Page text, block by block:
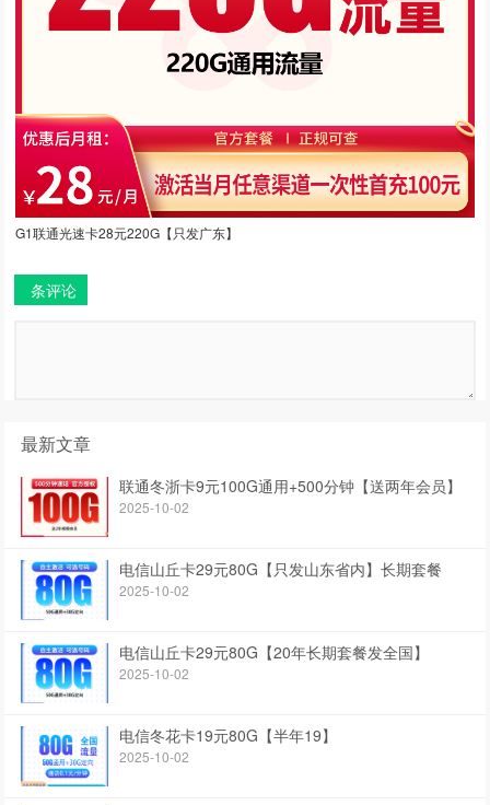
G1联通光速卡28元220G【只发广东】
条评论
最新文章
联通冬浙卡9元100G通用+500分钟【送两年会员】
2025-10-02
电信山丘卡29元80G【只发山东省内】长期套餐
2025-10-02
电信山丘卡29元80G【20年长期套餐发全国】
2025-10-02
电信冬花卡19元80G【半年19】
2025-10-02